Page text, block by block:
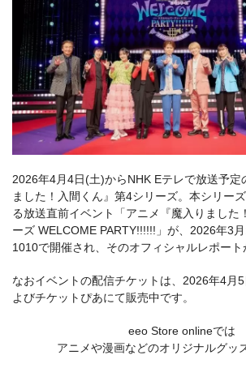
2026年4月4日(土)からNHK Eテレで放送予定
ました！入間くん』第4シリーズ。本シリー
る放送直前イベント「アニメ『魔入りました
ーズ WELCOME PARTY!!!!!!」が、2026年3
1010で開催され、そのオフィシャルレポート
なおイベントの配信チケットは、2026年4月
よびチケットぴあにて販売中です。
eeo Store onlineでは
アニメや漫画などのオリジナルグッ